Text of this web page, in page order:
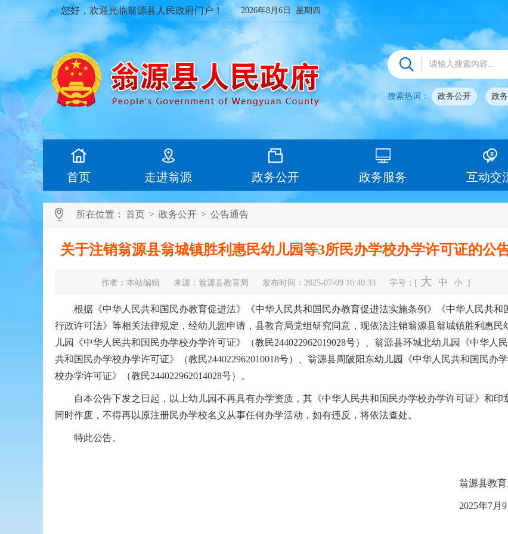
您好，欢迎光临翁源县人民政府门户！ 2026年8月6日 星期四
搜索热词： 政务公开 政
首页 走进翁源 政务公开 政务服务 互动交
所在位置： 首页 > 政务公开 > 公告通告
关于注销翁源县翁城镇胜利惠民幼儿园等3所民办学校办学许可证的公
作者：本站编辑 来源：翁源县教育局 发布时间：2025-07-09 16:40:33 字号：[ 大 中 小 ]
根据《中华人民共和国民办教育促进法》《中华人民共和国民办教育促进法实施条例》《中华人民共和
行政许可法》等相关法律规定，经幼儿园申请，县教育局党组研究同意，现依法注销翁源县翁城镇胜利惠民
儿园《中华人民共和国民办学校办学许可证》（教民244022962019028号）、翁源县环城北幼儿园《中华人民
共和国民办学校办学许可证》（教民244022962010018号）、翁源县周陂阳东幼儿园《中华人民共和国民办学
校办学许可证》（教民244022962014028号）。
自本公告下发之日起，以上幼儿园不再具有办学资质，其《中华人民共和国民办学校办学许可证》和印
同时作废，不得再以原注册民办学校名义从事任何办学活动，如有违反，将依法查处。
特此公告。
翁源县教育
2025年7月9
翁源县高质量发展大会召开